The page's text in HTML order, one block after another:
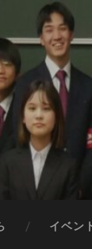
イベン